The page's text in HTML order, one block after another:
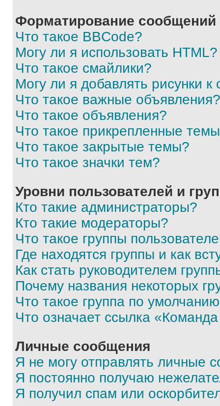
Форматирование
Что такое BBCode?
Могу ли я использовать HTML?
Что такое смайлики?
Могу ли я добавлять рисунки
Что такое важные объявления?
Что такое объявления?
Что такое прикрепленные
Что такое закрытые темы?
Что такое значки тем?
Уровни пользователей и
Кто такие администраторы?
Кто такие модераторы?
Что такое группы
Где находятся группы и как
Как стать руководителем
Почему названия некоторых
Что такое группа по
Что означает ссылка
Личные сообщения
Я не могу отправлять личные
Я постоянно получаю
Я получил спам или